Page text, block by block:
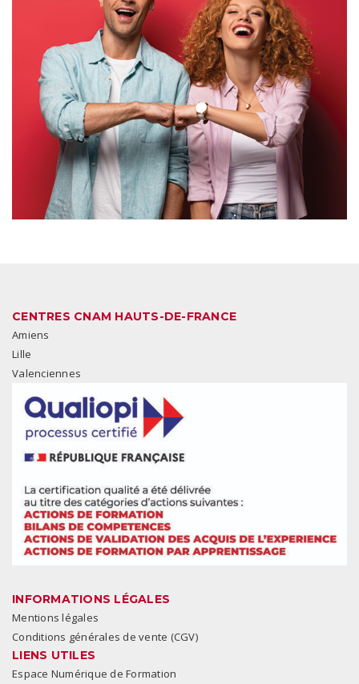
CENTRES CNAM HAUTS-DE-FRANCE
Amiens
Lille
Valenciennes
INFORMATIONS LÉGALES
Mentions légales
Conditions générales de vente (CGV)
LIENS UTILES
Espace Numérique de Formation